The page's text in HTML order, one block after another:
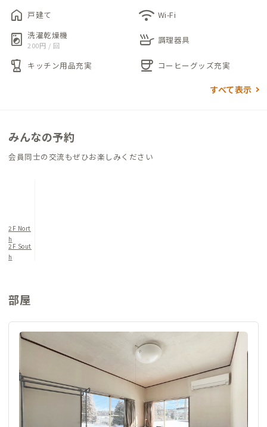
ークトップ（作業台）も広く用意されているので、スペースに余
裕を持って自炊ができることも魅力のひとつです。
個室は全て2階にあります。各個室にはデスク＆チェアが備えら
れており、Wi-Fi設備も整っているのでリモートワークにも最適
敷地内に駐車スペースが十分に設けられているため、車やバイ
home 戸建て wifi Wi-Fi
local_laundry_service 洗濯乾燥機
200円 / 回 skillet 調理器具
blender キッチン用品充実 coffee コーヒーグッズ充実
すべて表示
みんなの予約
会員同士の交流もぜひお楽しみください
2F Nort
h
2F Sout
h
部屋